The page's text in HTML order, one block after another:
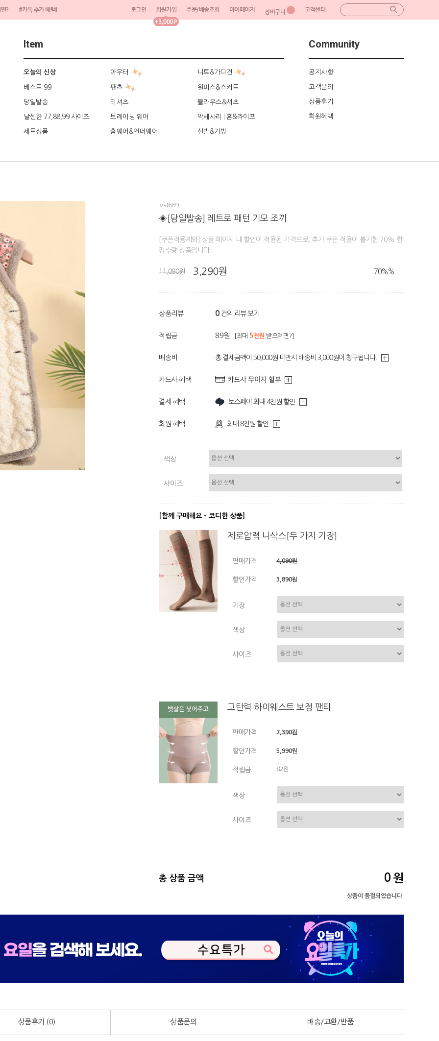
? #카톡 추가 혜택! 로그인 회원가입 주문/배송조회 마이페이지 장바구니 고객센터
Item
오늘의 신상 아우터 니트&가디건
베스트 99 팬츠 원피스&스커트
당일발송 티셔츠 블라우스&셔츠
날씬한 77,88,99 사이즈 트레이닝 웨어 악세사리 홈&라이프
세트상품 홈웨어&언더웨어 신발&가방
Community
공지사항
고객문의
상품후기
회원혜택
vs1659
◈[당일발송] 레트로 패턴 기모 조끼
[쿠폰적용제외] 상품 페이지 내 할인이 적용된 가격으로, 추가 쿠폰 적용이 불가한 70% 한
정수량 상품입니다.
11,090원 3,290원 70%%
상품리뷰 0 건의 리뷰 보기
적립금 89원 [최대 5천원 받으려면?]
배송비 총 결제금액이 50,000원 미만시 배송비 3,000원이 청구됩니다.
카드사 혜택
결제 혜택 토스페이 최대 4천원 할인
회원 혜택 최대 8천원 할인
색상
사이즈
[함께 구매해요 - 코디한 상품]
제로압력 니삭스[두 가지 기장]
판매가격 4,090원
할인가격 3,890원
기장
색상
사이즈
고탄력 하이웨스트 보정 팬티
판매가격 7,390원
할인가격 5,990원
적립금 82원
색상
사이즈
총 상품 금액 0 원
상품이 품절되었습니다.
상품후기 (0) 상품문의 배송/교환/반품